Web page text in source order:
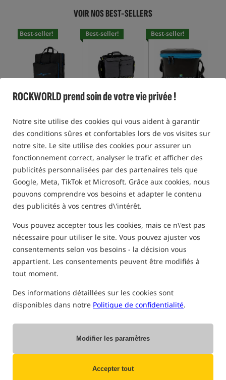
ROCKWORLD prend soin de votre vie privée !
Notre site utilise des cookies qui vous aident à garantir
des conditions sûres et confortables lors de vos visites sur
notre site. Le site utilise des cookies pour assurer un
fonctionnement correct, analyser le trafic et afficher des
publicités personnalisées par des partenaires tels que
Google, Meta, TikTok et Microsoft. Grâce aux cookies, nous
pouvons comprendre vos besoins et adapter le contenu
des publicités à vos centres d\'intérêt.
Vous pouvez accepter tous les cookies, mais ce n\'est pas
nécessaire pour utiliser le site. Vous pouvez ajuster vos
consentements selon vos besoins - la décision vous
appartient. Les consentements peuvent être modifiés à
tout moment.
Des informations détaillées sur les cookies sont
disponibles dans notre Politique de confidentialité.
Modifier les paramètres
Accepter tout
VOIR NOS BEST-SELLERS
Best-seller!
Preston Innovations
83,81EUR
ACHETER
Best-seller!
Matrix Aquos Ultra
45,36EUR
ACHETER
Best-seller!
44,46EUR
ACHETER
SACS ET HOUSSES POUR ACCESSOIRES
FEEDER
Offre spéciale
Competition Carryall
Offre spéciale
-14%